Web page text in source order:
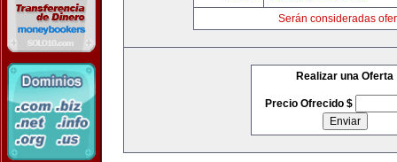
Serán consideradas
Realizar una Oferta
Precio Ofrecido $